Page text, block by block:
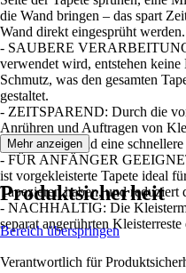
die Wand bringen – das spart
Wand direkt eingesprüht werden.
- SAUBERE
verwendet wird, entstehen
Schmutz, was den gesamten
gestaltet.
- ZEITSPAREND: Durch die
Anrühren und Auftragen von
Vorbereitung und eine
- FÜR ANFÄNGER
ist vorgekleisterte Tapete ideal
Tapezieren haben, und reduziert
- NACHHALTIG: Die
separat angerührten Kleisterreste
Mehr anzeigen
Produktsicherheit
Bereich überspringen
Verantwortlich für